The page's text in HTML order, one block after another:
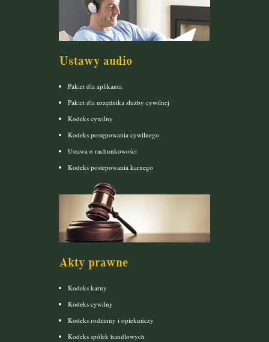
Ustawy audio
Pakiet dla aplikanta
Pakiet dla urzędnika służby cywilnej
Kodeks cywilny
Kodeks postępowania cywilnego
Ustawa o rachunkowości
Kodeks postepowania karnego
Akty prawne
Kodeks karny
Kodeks cywilny
Kodeks rodzinny i opiekuńczy
Kodeks spółek handlowych